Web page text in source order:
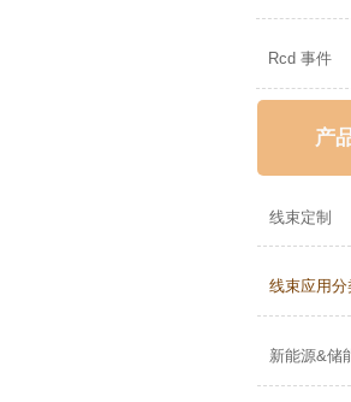
Rcd 事件
产
线束定制
线束应用分
新能源&储